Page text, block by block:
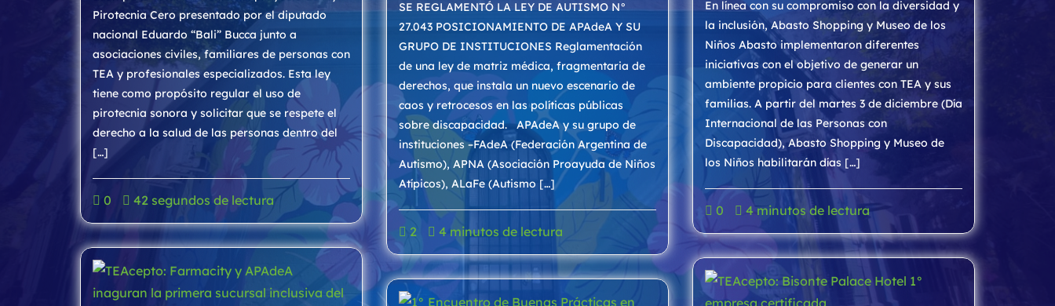
En línea con su compromiso con la diversidad y
la inclusión, Abasto Shopping y Museo de los
Niños Abasto implementaron diferentes
iniciativas con el objetivo de generar un
ambiente propicio para clientes con TEA y sus
familias. A partir del martes 3 de diciembre (Día
Internacional de las Personas con
Discapacidad), Abasto Shopping y Museo de
los Niños habilitarán días […]
0 4 minutos de lectura
SE REGLAMENTÓ LA LEY DE AUTISMO N°
27.043 POSICIONAMIENTO DE APAdeA Y SU
GRUPO DE INSTITUCIONES Reglamentación
de una ley de matriz médica, fragmentaria de
derechos, que instala un nuevo escenario de
caos y retrocesos en las políticas públicas
sobre discapacidad. APAdeA y su grupo de
instituciones –FAdeA (Federación Argentina de
Autismo), APNA (Asociación Proayuda de Niños
Atípicos), ALaFe (Autismo […]
2 4 minutos de lectura
Pirotecnia Cero presentado por el diputado
nacional Eduardo “Bali” Bucca junto a
asociaciones civiles, familiares de personas con
TEA y profesionales especializados. Esta ley
tiene como propósito regular el uso de
pirotecnia sonora y solicitar que se respete el
derecho a la salud de las personas dentro del
[…]
0 42 segundos de lectura